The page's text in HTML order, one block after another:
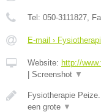
Tel: 050-3111827 ,
E-mail ›
Website: http://
Screenshot ▼
Fysiotherapie
een grote ▼